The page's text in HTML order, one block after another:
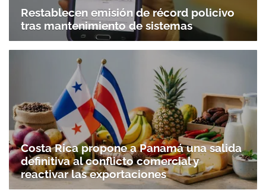
Restablecen emisión de récord policivo
tras mantenimiento de sistemas
Costa Rica propone a Panamá una salida
definitiva al conflicto comercial y
reactivar las exportaciones